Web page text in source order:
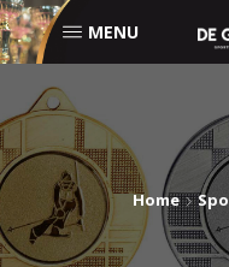
MENU
Home